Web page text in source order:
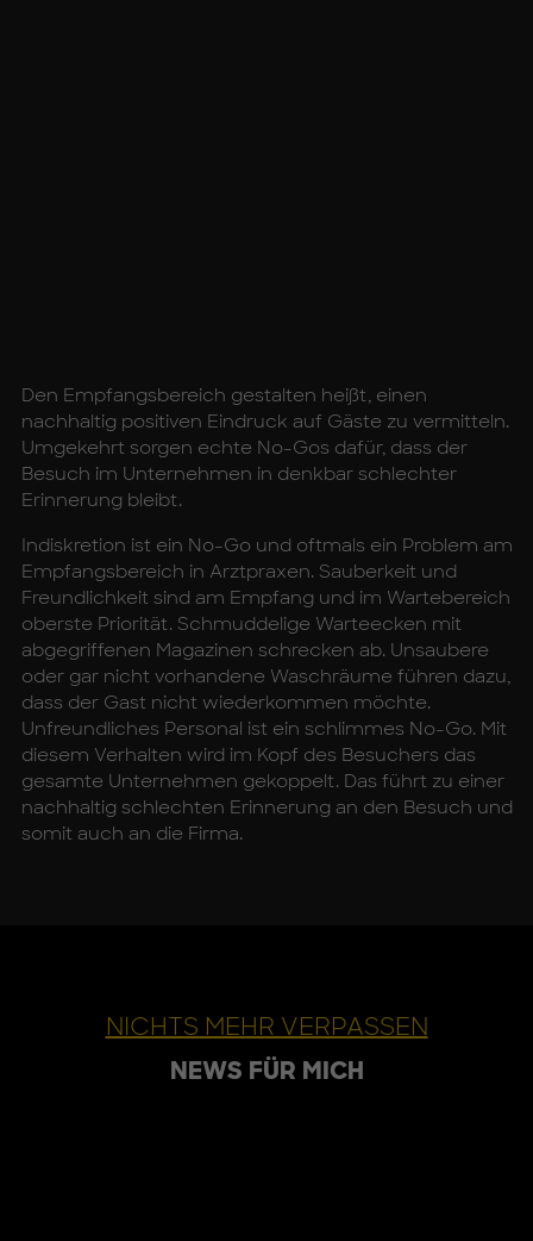
Den Empfangsbereich gestalten heißt, einen
nachhaltig positiven Eindruck auf Gäste zu vermitteln.
Umgekehrt sorgen echte No-Gos dafür, dass der
Besuch im Unternehmen in denkbar schlechter
Erinnerung bleibt.
Indiskretion ist ein No-Go und oftmals ein Problem am
Empfangsbereich in Arztpraxen. Sauberkeit und
Freundlichkeit sind am Empfang und im Wartebereich
oberste Priorität. Schmuddelige Warteecken mit
abgegriffenen Magazinen schrecken ab. Unsaubere
oder gar nicht vorhandene Waschräume führen dazu,
dass der Gast nicht wiederkommen möchte.
Unfreundliches Personal ist ein schlimmes No-Go. Mit
diesem Verhalten wird im Kopf des Besuchers das
gesamte Unternehmen gekoppelt. Das führt zu einer
nachhaltig schlechten Erinnerung an den Besuch und
somit auch an die Firma.
NICHTS MEHR VERPASSEN
NEWS FÜR MICH